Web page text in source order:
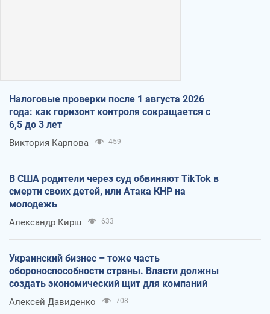
Налоговые проверки после 1 августа 2026
года: как горизонт контроля сокращается с
6,5 до 3 лет
Виктория Карпова 459
В США родители через суд обвиняют TikTok в
смерти своих детей, или Атака КНР на
молодежь
Александр Кирш 633
Украинский бизнес – тоже часть
обороноспособности страны. Власти должны
создать экономический щит для компаний
Алексей Давиденко 708